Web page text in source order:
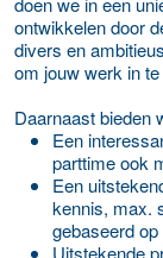
ontwikkelen door
divers en
om jouw werk in
Daarnaast bieden
Een
parttime ook
Een
kennis, max.
gebaseerd
Uitstekende